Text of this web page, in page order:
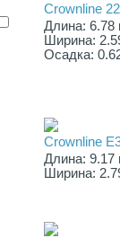
Crownline
Длина: 6.78
Ширина:
Осадка:
Crownline
Длина: 9.17
Ширина: